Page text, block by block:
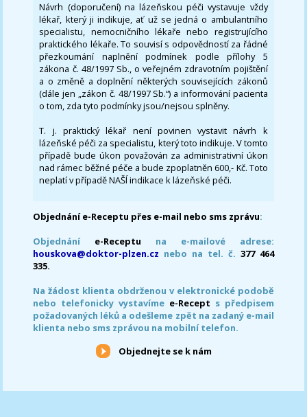
Návrh (doporučení) na lázeňskou péči vystavuje vždy
lékař, který ji indikuje, ať už se jedná o ambulantního
specialistu, nemocničního lékaře nebo registrujícího
praktického lékaře. To souvisí s odpovědností za řádné
přezkoumání naplnění podmínek podle přílohy 5
zákona č. 48/1997 Sb., o veřejném zdravotním pojištění
a o změně a doplnění některých souvisejících zákonů
(dále jen „zákon č. 48/1997 Sb.“) a informování pacienta
o tom, zda tyto podmínky jsou/nejsou splněny.
T. j. praktický lékař není povinen vystavit návrh k
lázeňské péči za specialistu, který toto indikuje. V tomto
případě bude úkon považován za administrativní úkon
nad rámec běžné péče a bude zpoplatněn 600,- Kč. Toto
neplatí v případě NAŠÍ indikace k lázeňské péči.
Objednání e-Receptu přes e-mail nebo sms zprávu:
Objednání e-Receptu na e-mailové adrese:
houskova@doktor-plzen.cz nebo na tel. č. 377 464
335.
Na žádost klienta obdrženou v elektronické podobě
nebo telefonicky vystavíme e-Recept s předpisem
požadovaných léků a odešleme zpět na zadaný e-mail
klienta nebo sms zprávou na mobilní telefon.
Objednejte se k nám